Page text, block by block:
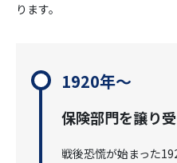
ります。
1920年～
保険部門を譲り
戦後恐慌が始まった